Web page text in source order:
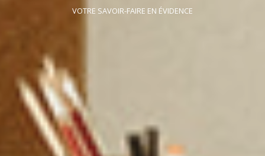
VOTRE SAVOIR-FAIRE EN ÉVIDENCE